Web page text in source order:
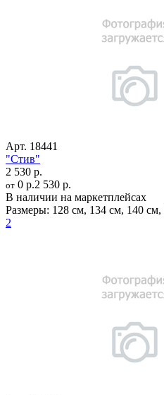
Арт. 18441
"Стив"
2 530 р.
от 0 р.2 530 р.
В наличии на маркетплейсах
Размеры: 128 см, 134 см, 140 см,
2